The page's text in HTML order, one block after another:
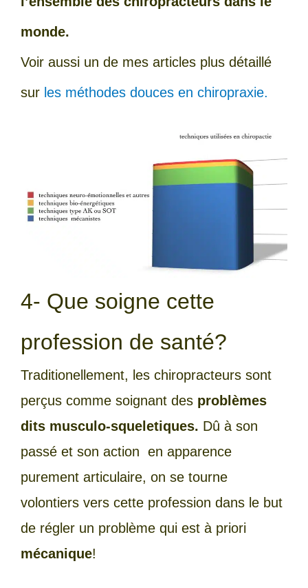
monde.
Voir aussi un de mes articles plus détaillé
sur les méthodes douces en chiropraxie.
4- Que soigne cette
profession de santé?
Traditionellement, les chiropracteurs sont
perçus comme soignant des problèmes
dits musculo-squeletiques. Dû à son
passé et son action en apparence
purement articulaire, on se tourne
volontiers vers cette profession dans le but
de régler un problème qui est à priori
mécanique!